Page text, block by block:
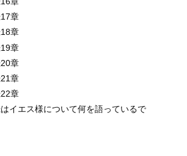
章
章
章
章
章
章
イエス様について何を語っているで